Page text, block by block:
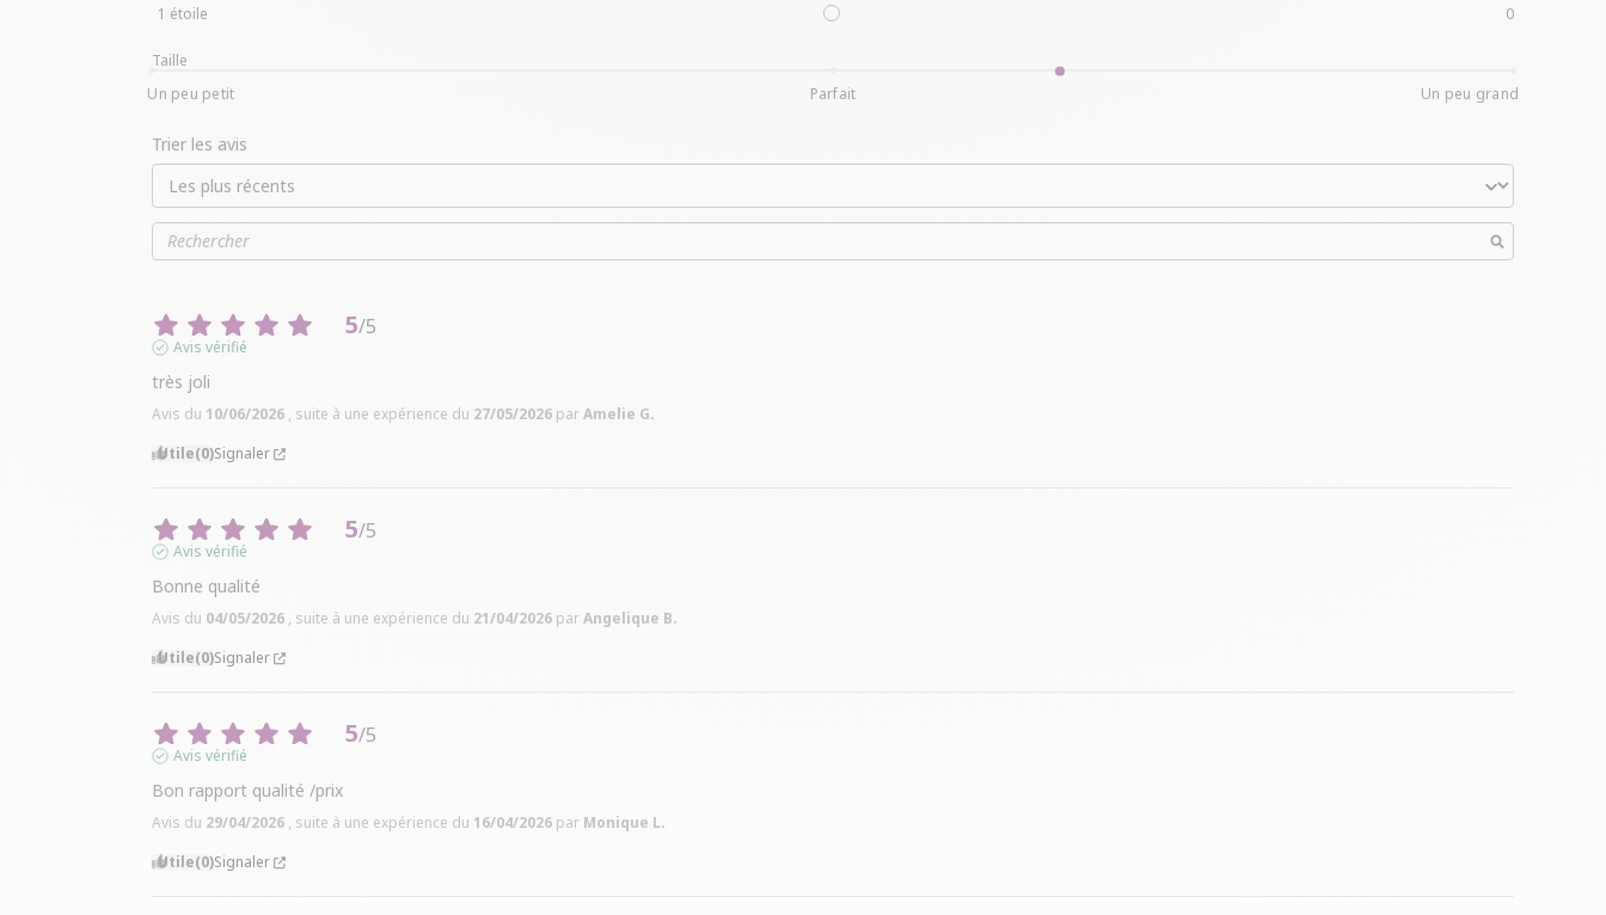
1 étoile 0
Taille
Un peu petit
Parfait Un peu grand
Trier les avis
5/5
Avis vérifié
très joli
Avis du 10/06/2026 , suite à une expérience du 27/05/2026 parAmelie G.
Utile(0)Signaler
5/5
Avis vérifié
Bonne qualité
Avis du 04/05/2026 , suite à une expérience du 21/04/2026 parAngelique B.
Utile(0)Signaler
5/5
Avis vérifié
Bon rapport qualité /prix
Avis du 29/04/2026 , suite à une expérience du 16/04/2026 par Monique L.
Utile(0)Signaler